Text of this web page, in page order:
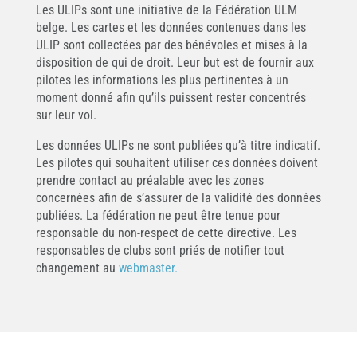
Les ULIPs sont une initiative de la Fédération ULM
belge. Les cartes et les données contenues dans les
ULIP sont collectées par des bénévoles et mises à la
disposition de qui de droit. Leur but est de fournir aux
pilotes les informations les plus pertinentes à un
moment donné afin qu’ils puissent rester concentrés
sur leur vol.
Les données ULIPs ne sont publiées qu’à titre indicatif.
Les pilotes qui souhaitent utiliser ces données doivent
prendre contact au préalable avec les zones
concernées afin de s’assurer de la validité des données
publiées. La fédération ne peut être tenue pour
responsable du non-respect de cette directive. Les
responsables de clubs sont priés de notifier tout
changement au webmaster.